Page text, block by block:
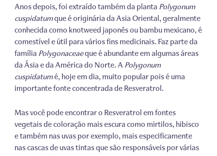
Anos depois, foi extraído também da planta Polygonum
cuspidatumque é originária da Asia Oriental, geralmente
conhecida como knotweed japonês ou bambu mexicano, é
comestível e útil para vários fins medicinais. Faz parte da
família Polygonaceaeque é abundante em algumas áreas
da Ásia e da América do Norte. APolygonum
cuspidatumé, hoje em dia, muito popular pois é uma
importante fonte concentrada de Resveratrol.
Mas você pode encontrar o Resveratrol em fontes
vegetais de coloração mais escura como mirtilos, hibisco
e também nas uvas por exemplo, mais especificamente
nas cascas de uvas tintas que são responsáveis por várias